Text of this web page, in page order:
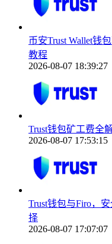
币安Trust Wallet钱
教程
2026-08-07 18:39:27
Trust钱包矿工费全
2026-08-07 17:53:15
Trust钱包与Firo，
择
2026-08-07 17:07:07